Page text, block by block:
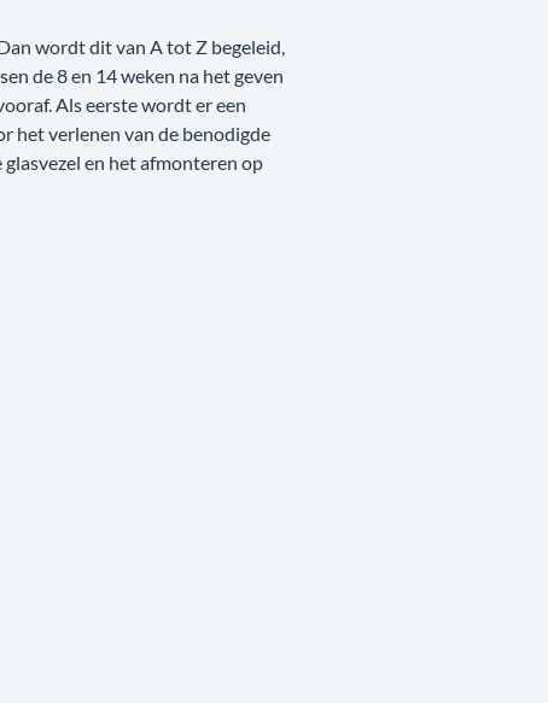
wordt dit van A tot Z begeleid,
de 8 en 14 weken na het geven
Als eerste wordt er een
het verlenen van de benodigde
en het afmonteren op